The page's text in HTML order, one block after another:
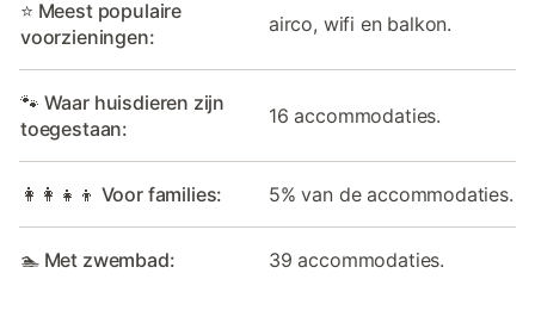
⭐ Meest populaire
voorzieningen:
airco, wifi en balkon.
🐾 Waar huisdieren zijn
toegestaan:
16 accommodaties.
👩‍👩‍👧‍👦 Voor families: 5% van de accommodaties.
🏊 Met zwembad: 39 accommodaties.